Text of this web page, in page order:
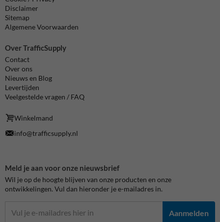
Disclaimer
Sitemap
Algemene Voorwaarden
Over TrafficSupply
Contact
Over ons
Nieuws en Blog
Levertijden
Veelgestelde vragen / FAQ
Winkelmand
info@trafficsupply.nl
Meld je aan voor onze nieuwsbrief
Wil je op de hoogte blijven van onze producten en onze
ontwikkelingen. Vul dan hieronder je e-mailadres in.
Aanmelden